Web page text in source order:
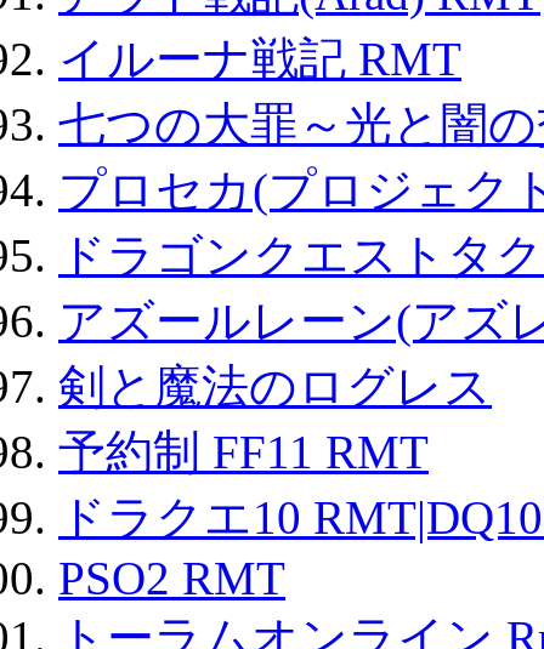
イルーナ戦記 RMT
七つの大罪～光と闇
プロセカ(プロジェク
ドラゴンクエストタ
アズールレーン(アズ
剣と魔法のログレス
予約制 FF11 RMT
ドラクエ10
PSO2 RMT
トーラムオンライン